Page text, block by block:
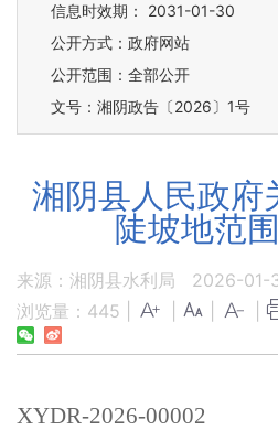
信息时效期：
2031-01-30
公开方式：政府网站
公开范围：全部公开
文号：湘阴政告〔2026〕1号
湘阴县人民政府
陡坡地范
来源：湘阴县水利局
2026-01-
浏览量： 445
XYDR-2026-00002